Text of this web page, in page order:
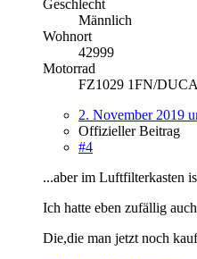
Geschlecht
Männlich
Wohnort
42999
Motorrad
FZ1029 1FN/
2. November 2019
Offizieller Beitrag
#4
...aber im Luftfilterkasten
Ich hatte eben zufällig
Die,die man jetzt noch